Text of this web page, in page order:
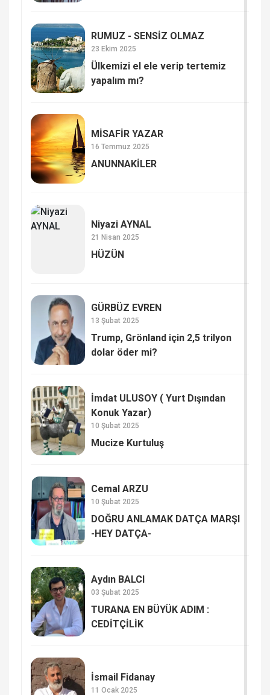
RUMUZ - SENSİZ OLMAZ
23 Ekim 2025
Ülkemizi el ele verip tertemiz
yapalım mı?
MİSAFİR YAZAR
16 Temmuz 2025
ANUNNAKİLER
Niyazi AYNAL
21 Nisan 2025
HÜZÜN
GÜRBÜZ EVREN
13 Şubat 2025
Trump, Grönland için 2,5 trilyon
dolar öder mi?
İmdat ULUSOY ( Yurt Dışından
Konuk Yazar)
10 Şubat 2025
Mucize Kurtuluş
Cemal ARZU
10 Şubat 2025
DOĞRU ANLAMAK DATÇA MARŞI
-HEY DATÇA-
Aydın BALCI
03 Şubat 2025
TURANA EN BÜYÜK ADIM :
CEDİTÇİLİK
İsmail Fidanay
11 Ocak 2025